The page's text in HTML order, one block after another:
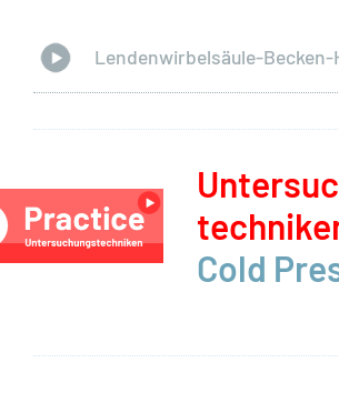
Lendenwirbelsäule-
Cold